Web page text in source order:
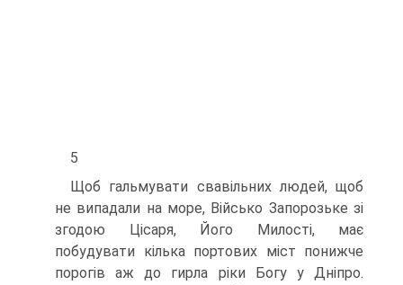
5
Щоб гальмувати свавільних людей, щоб
не випадали на море, Військо Запорозьке зі
згодою Цісаря, Його Милості, має
побудувати кілька портових міст понижче
порогів аж до гирла ріки Богу у Дніпро.